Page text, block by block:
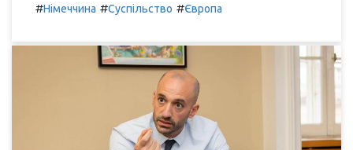
#Німеччина #Суспільство #Європа